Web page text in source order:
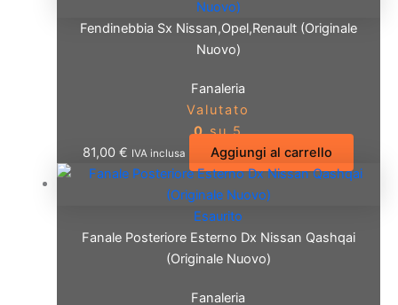
Fendinebbia Sx Nissan,Opel,Renault (Originale
Nuovo)
Fanaleria
Valutato
0su 5
81,00€ IVA inclusa Aggiungi al carrello
Esaurito
Fanale Posteriore Esterno Dx Nissan Qashqai
(Originale Nuovo)
Fanaleria